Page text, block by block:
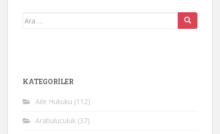
Arama
KATEGORİLER
Aile Hukuku (112)
Arabuluculuk (37)